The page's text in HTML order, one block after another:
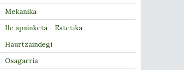
Mekanika
Ile apainketa - Estetika
Haurtzaindegi
Osagarria